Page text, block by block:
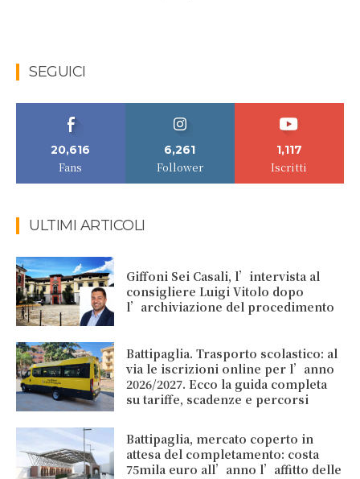
SEGUICI
20,616
Fans
6,261
Follower
1,117
Iscritti
ULTIMI ARTICOLI
Giffoni Sei Casali, l’intervista al
consigliere Luigi Vitolo dopo
l’archiviazione del procedimento
Battipaglia. Trasporto scolastico: al
via le iscrizioni online per l’anno
2026/2027. Ecco la guida completa
su tariffe, scadenze e percorsi
Battipaglia, mercato coperto in
attesa del completamento: costa
75mila euro all’anno l’affitto delle